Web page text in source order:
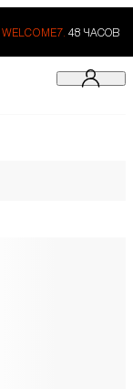
WELCOME7. 48 ЧАСОВ